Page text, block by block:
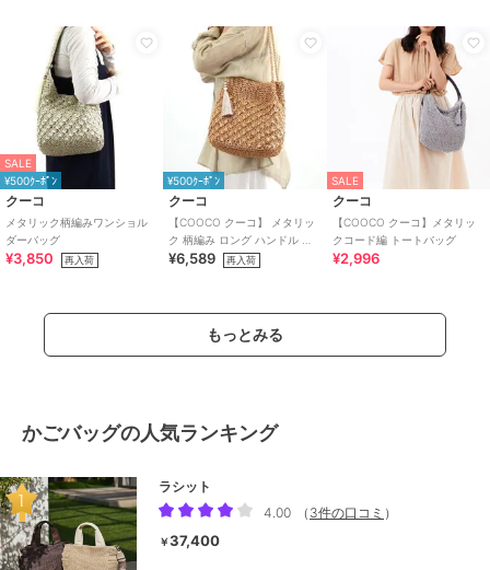
SALE
¥500ｸｰﾎﾟﾝ
クーコ
メタリック柄編みワンショル
ダーバッグ
¥3,850 再入荷
¥500ｸｰﾎﾟﾝ
クーコ
【COOCO クーコ】 メタリッ
ク 柄編み ロング ハンドル ト
ートバッグ かごバッグ
¥6,589 再入荷
SALE
クーコ
【COOCO クーコ】メタリッ
クコード編 トートバッグ
¥2,996
もっとみる
かごバッグの人気ランキング
ラシット
4.00
（ 3件の口コミ ）
￥37,400